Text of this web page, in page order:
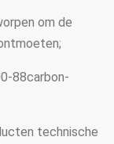
om de
88carbon-
technische